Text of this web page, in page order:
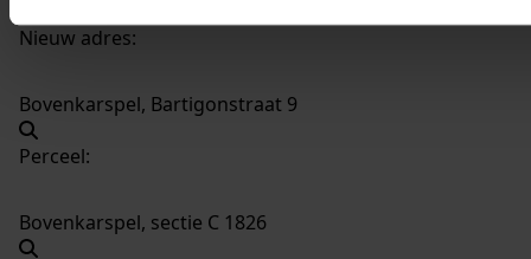
Nieuw adres:
Bovenkarspel, Bartigonstraat 9
Perceel:
Bovenkarspel, sectie C 1826